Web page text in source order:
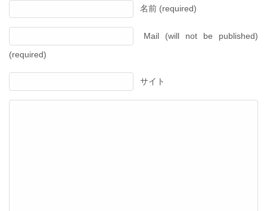
名前 (required)
Mail (will not be published)
(required)
サイト